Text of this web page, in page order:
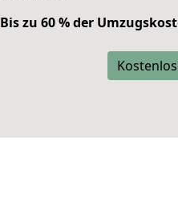
Bis zu 60 % der